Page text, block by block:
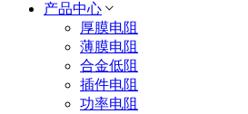
产品中心
厚膜电阻
薄膜电阻
合金低阻
插件电阻
功率电阻